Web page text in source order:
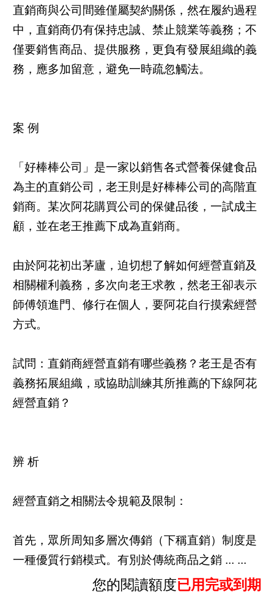
直銷商與公司間雖僅屬契約關係，然在履約過程
中，直銷商仍有保持忠誠、禁止競業等義務；不
僅要銷售商品、提供服務，更負有發展組織的義
務，應多加留意，避免一時疏忽觸法。
案 例
「好棒棒公司」是一家以銷售各式營養保健食品
為主的直銷公司，老王則是好棒棒公司的高階直
銷商。某次阿花購買公司的保健品後，一試成主
顧，並在老王推薦下成為直銷商。
由於阿花初出茅廬，迫切想了解如何經營直銷及
相關權利義務，多次向老王求教，然老王卻表示
師傅領進門、修行在個人，要阿花自行摸索經營
方式。
試問：直銷商經營直銷有哪些義務？老王是否有
義務拓展組織，或協助訓練其所推薦的下線阿花
經營直銷？
辨 析
經營直銷之相關法令規範及限制：
首先，眾所周知多層次傳銷（下稱直銷）制度是
一種優質行銷模式。有別於傳統商品之銷 ... ...
您的閱讀額度已用完或到期